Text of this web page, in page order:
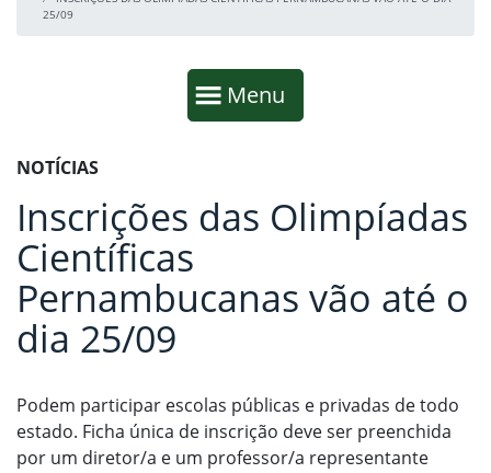
25/09
Mostrar
Menu
Fim da navegação
Início do conteúdo
NOTÍCIAS
Inscrições das Olimpíadas
Científicas
Pernambucanas vão até o
dia 25/09
Podem participar escolas públicas e privadas de todo
estado. Ficha única de inscrição deve ser preenchida
por um diretor/a e um professor/a representante